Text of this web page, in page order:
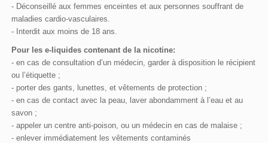
- Déconseillé aux femmes enceintes et aux personnes souffrant de
maladies cardio-vasculaires.
- Interdit aux moins de 18 ans.
Pour les e-liquides contenant de la nicotine:
- en cas de consultation d’un médecin, garder à disposition le récipient
ou l’étiquette ;
- porter des gants, lunettes, et vêtements de protection ;
- en cas de contact avec la peau, laver abondamment à l’eau et au
savon ;
- appeler un centre anti-poison, ou un médecin en cas de malaise ;
- enlever immédiatement les vêtements contaminés